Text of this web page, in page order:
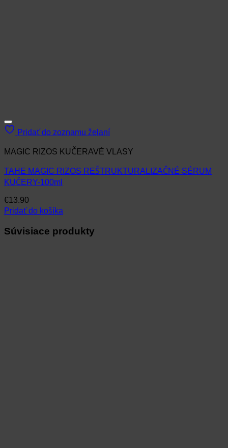
Pridať do zoznamu želaní
MAGIC RIZOS KUČERAVÉ VLASY
TAHE MAGIC RIZOS REŠTRUKTURALIZAČNÉ SÉRUM
KUČERY-100ml
€13.90
Pridať do košíka
Súvisiace produkty